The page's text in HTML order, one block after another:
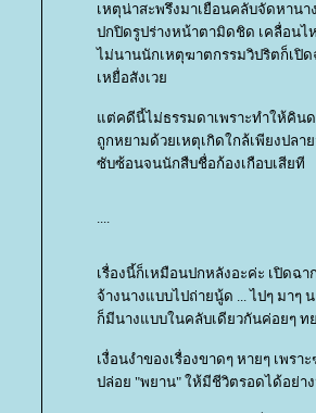
เหตุน่าสะพรึงมาเยือนคลับจัดหาน
ปกปิดรูปร่างหน้าตามิดชิด เคลื่อนไ
ไม่นานนักเหตุฆาตกรรมวิปริตก็เปิ
เหยื่อสังเว
ต่คดีนี้ไม่ธรรมดาเพราะทำให้คินด
ถูกหยามด้วยเหตุเกิดใกล้เพียงปล
ซับซ้อนจนนักสืบชื่อก้องเกือบเสียที
....
เรื่องนี้ก็เหมือนปกหลังอะค่ะ เปิด
จ้างนางแบบไปถ่ายนู้ด ... ไปๆ มาๆ
ก็มีนางแบบในคลับเดียวกันค่อยๆ ท
เงื่อนงำของเรื่องขาดๆ หายๆ เพร
ปล่อย "พยาน" ให้มีชีวิตรอดได้อย่า